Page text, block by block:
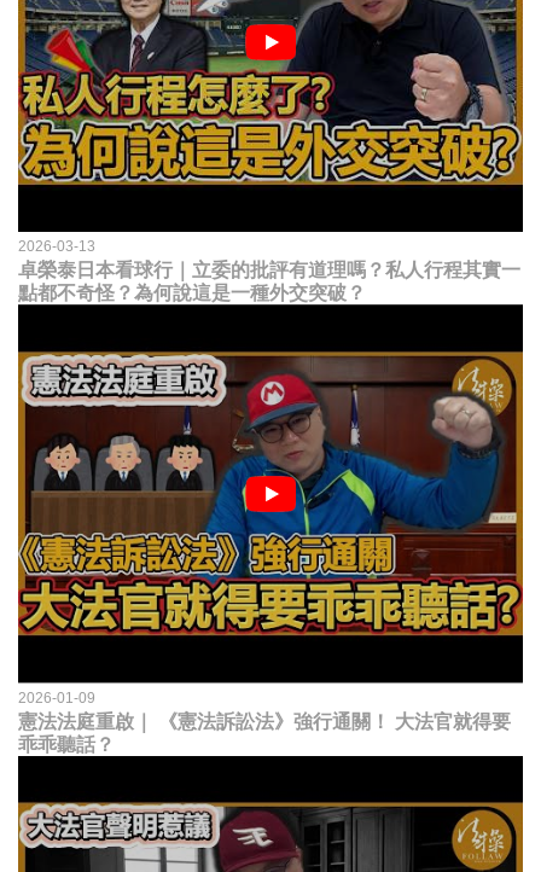
2026-03-13
卓榮泰日本看球行｜立委的批評有道理嗎？私人行程其實一
點都不奇怪？為何說這是一種外交突破？
2026-01-09
憲法法庭重啟｜ 《憲法訴訟法》強行通關！ 大法官就得要
乖乖聽話？